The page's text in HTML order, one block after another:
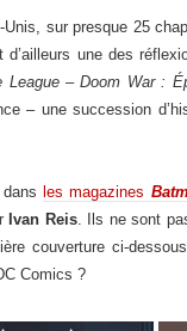
sur presque 25
d’ailleurs une des
League – Doom War :
– une succession
les magazines
Ivan Reis. Ils ne sont
couverture ci-
Comics ?